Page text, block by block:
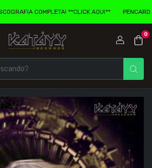
COMPLETA! **CLICK AQUI** PENCARD
0